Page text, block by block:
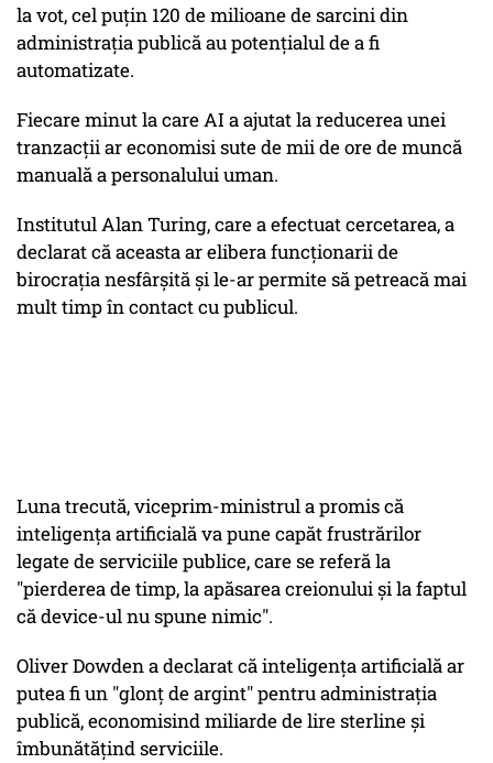
la vot, cel puțin 120 de milioane de sarcini din
administrația publică au potențialul de a fi
automatizate.
Fiecare minut la care AI a ajutat la reducerea unei
tranzacții ar economisi sute de mii de ore de muncă
manuală a personalului uman.
Institutul Alan Turing, care a efectuat cercetarea, a
declarat că aceasta ar elibera funcționarii de
birocrația nesfârșită și le-ar permite să petreacă mai
mult timp în contact cu publicul.
Luna trecută, viceprim-ministrul a promis că
inteligența artificială va pune capăt frustrărilor
legate de serviciile publice, care se referă la
"pierderea de timp, la apăsarea creionului și la faptul
că device-ul nu spune nimic".
Oliver Dowden a declarat că inteligența artificială ar
putea fi un "glonț de argint" pentru administrația
publică, economisind miliarde de lire sterline și
îmbunătățind serviciile.